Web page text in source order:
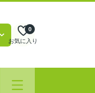
お気に入り
0